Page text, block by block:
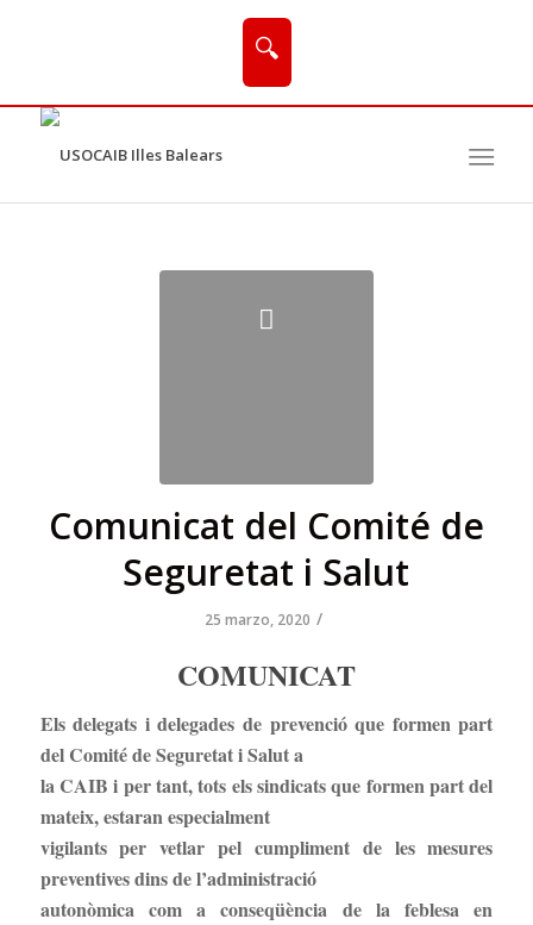
🔍
Comunicat del Comité de
Seguretat i Salut
25 marzo, 2020 /
COMUNICAT
Els delegats i delegades de prevenció que formen part
del Comité de Seguretat i Salut a
la CAIB i per tant, tots els sindicats que formen part del
mateix, estaran especialment
vigilants per vetlar pel cumpliment de les mesures
preventives dins de l’administració
autonòmica com a conseqüència de la feblesa en